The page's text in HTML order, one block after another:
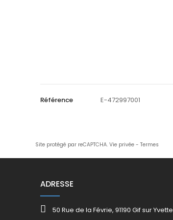
Référence E-472997001
Site protégé par reCAPTCHA. Vie privée - Termes
ADRESSE
50 Rue de la Févrie, 91190 Gif sur Yvette